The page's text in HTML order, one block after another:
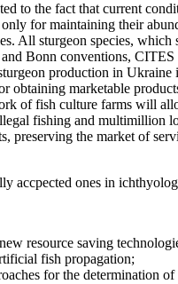
to the fact that current
for maintaining their
All sturgeon species,
Bonn conventions, CITES
production in Ukraine
obtaining marketable
of fish culture farms will
fishing and multimillion
preserving the market of
accpected ones in
resource saving
fish propagation;
for the determination